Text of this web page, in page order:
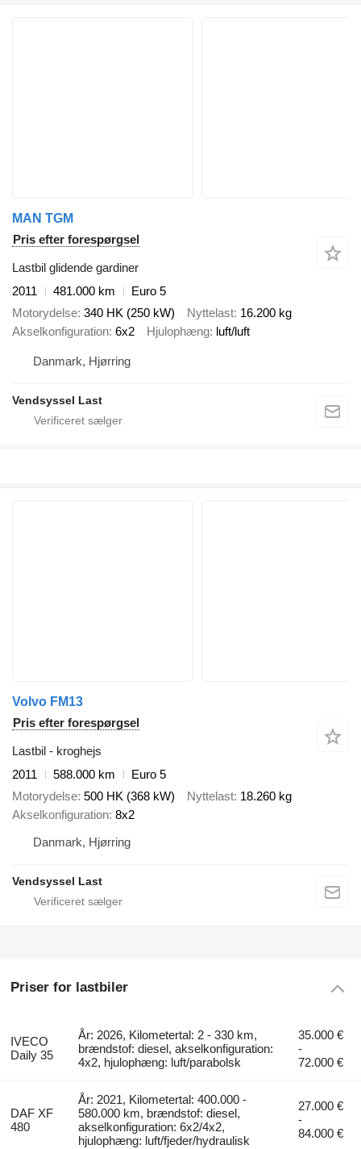
MAN TGM
Pris efter forespørgsel
Lastbil glidende gardiner
2011
481.000 km
Euro 5
Motorydelse 340 HK (250 kW) Nyttelast 16.200 kg
Akselkonfiguration 6x2 Hjulophæng luft/luft
Danmark, Hjørring
Vendsyssel Last
Volvo FM13
Pris efter forespørgsel
Lastbil - kroghejs
2011
588.000 km
Euro 5
Motorydelse 500 HK (368 kW) Nyttelast 18.260 kg
Akselkonfiguration 8x2
Danmark, Hjørring
Vendsyssel Last
Priser for lastbiler
IVECO
Daily 35
År: 2026, Kilometertal: 2 - 330 km,
brændstof: diesel, akselkonfiguration:
4x2, hjulophæng: luft/parabolsk
35.000 €
-
72.000 €
DAF XF
480
År: 2021, Kilometertal: 400.000 -
580.000 km, brændstof: diesel,
akselkonfiguration: 6x2/4x2,
hjulophæng: luft/fjeder/hydraulisk
27.000 €
-
84.000 €